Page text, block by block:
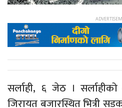
सर्लाही, ६ जेठ ।
जिरायत बजारस्थित भित्री